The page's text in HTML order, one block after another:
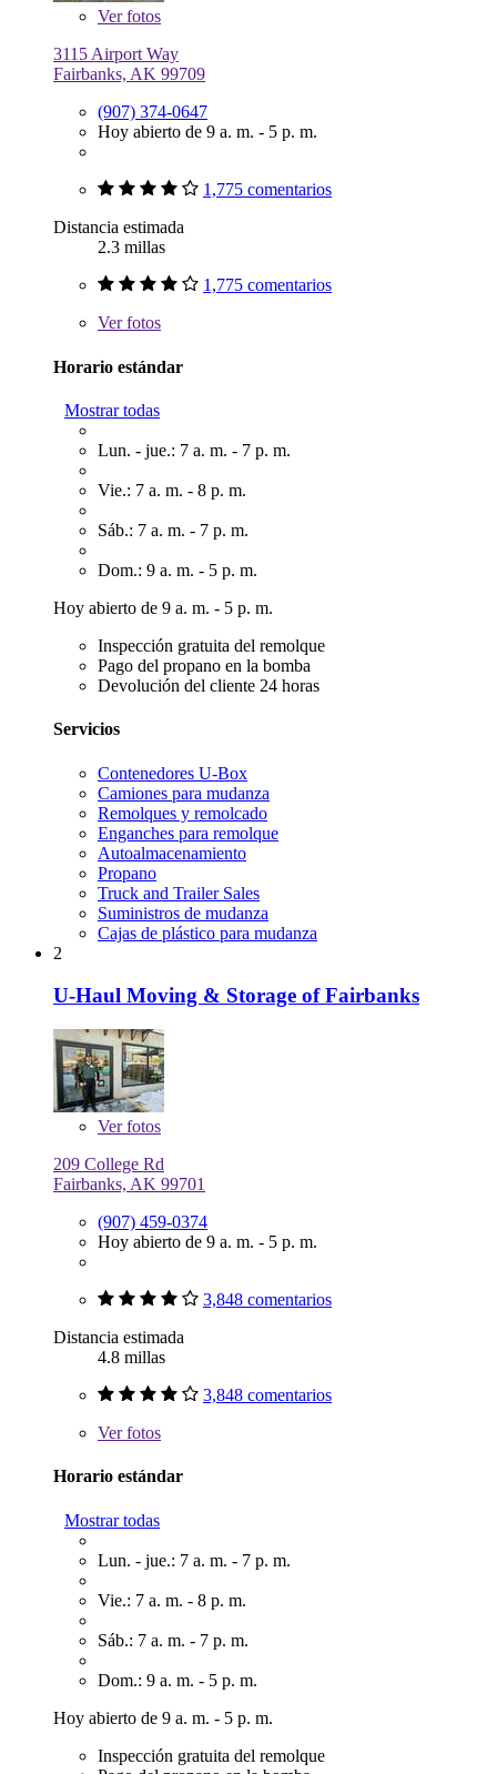
Verfotos
3115 Airport Way
Fairbanks, AK 99709
(907) 374-0647
Hoy abierto de 9 a. m. - 5 p. m.
1,775 comentarios
Distancia estimada
2.3 millas
1,775 comentarios
Verfotos
Horario estándar
Mostrar todas
Lun. - jue.: 7 a. m. - 7 p. m.
Vie.: 7 a. m. - 8 p. m.
Sáb.: 7 a. m. - 7 p. m.
Dom.: 9 a. m. - 5 p. m.
Hoy abierto de 9 a. m. - 5 p. m.
Inspección gratuita del remolque
Pago del propano en la bomba
Devolución del cliente 24 horas
Servicios
Contenedores U-Box
Camiones para mudanza
Remolques y remolcado
Enganches para remolque
Autoalmacenamiento
Propano
Truck and Trailer Sales
Suministros de mudanza
Cajas de plástico para mudanza
2
U-Haul Moving & Storage of Fairbanks
Verfotos
209 College Rd
Fairbanks, AK 99701
(907) 459-0374
Hoy abierto de 9 a. m. - 5 p. m.
3,848 comentarios
Distancia estimada
4.8 millas
3,848 comentarios
Verfotos
Horario estándar
Mostrar todas
Lun. - jue.: 7 a. m. - 7 p. m.
Vie.: 7 a. m. - 8 p. m.
Sáb.: 7 a. m. - 7 p. m.
Dom.: 9 a. m. - 5 p. m.
Hoy abierto de 9 a. m. - 5 p. m.
Inspección gratuita del remolque